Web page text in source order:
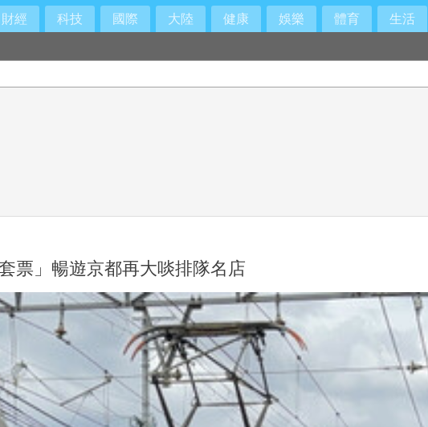
財經 科技 國際 大陸 健康 娛樂 體育 生活
票」暢遊京都再大啖排隊名店